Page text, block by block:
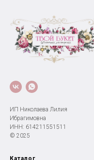
ИП Николаева Лилия
Ибрагимовна
ИНН: 614211551511
© 2025